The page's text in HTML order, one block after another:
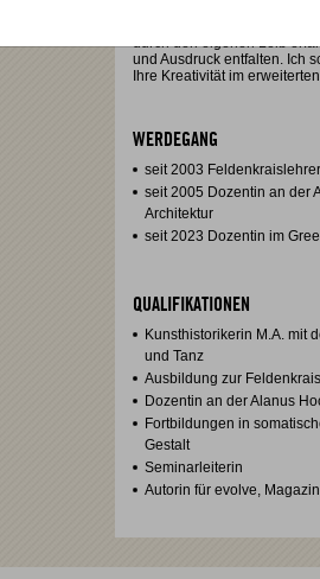
»Das Unmögliche möglich,
Wahrnehmung und
durch den eigenen Leib
und Ausdruck entfalten. Ich
Ihre Kreativität im
WERDEGANG
seit 2003
seit 2005 Dozentin an der
Architektur
seit 2023 Dozentin im
QUALIFIKATIONEN
Kunsthistorikerin M.A. mit
und Tanz
Ausbildung zur
Dozentin an der Alanus
Fortbildungen in
Gestalt
Seminarleiterin
Autorin für evolve,